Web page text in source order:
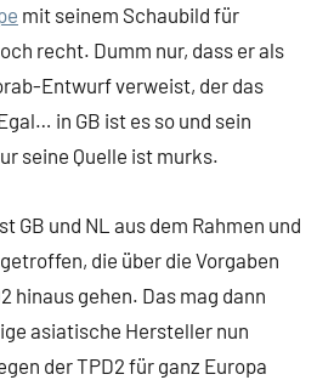
mit seinem Schaubild für
recht. Dumm nur, dass er als
Entwurf verweist, der das
in GB ist es so und sein
seine Quelle ist murks.
GB und NL aus dem Rahmen und
die über die Vorgaben
hinaus gehen. Das mag dann
asiatische Hersteller nun
der TPD2 für ganz Europa